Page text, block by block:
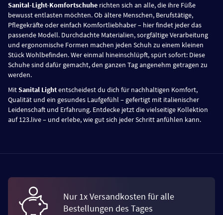
Sanital-Light-Komfortschuhe richten sich an alle, die ihre Füße
bewusst entlasten möchten. Ob ältere Menschen, Berufstätige,
Pflegekräfte oder einfach Komfortliebhaber – hier findet jeder das
passende Modell. Durchdachte Materialien, sorgfältige Verarbeitung
und ergonomische Formen machen jeden Schuh zu einem kleinen
Stück Wohlbefinden. Wer einmal hineinschlüpft, spürt sofort: Diese
Schuhe sind dafür gemacht, den ganzen Tag angenehm getragen zu
werden.
MitSanital Lightentscheidest du dich für nachhaltigen Komfort,
Qualität und ein gesundes Laufgefühl – gefertigt mit italienischer
Leidenschaft und Erfahrung. Entdecke jetzt die vielseitige Kollektion
auf 123.live – und erlebe, wie gut sich jeder Schritt anfühlen kann.
Nur 1x Versandkosten für alle
Bestellungen des Tages